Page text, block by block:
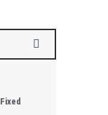
Fixed